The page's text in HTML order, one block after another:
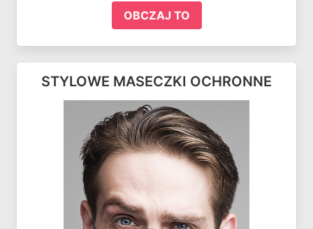
OBCZAJ TO
STYLOWE MASECZKI OCHRONNE